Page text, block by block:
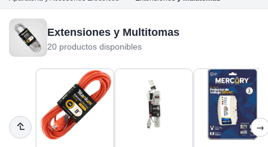
Extensiones y Multitomas
20 productos disponibles
→